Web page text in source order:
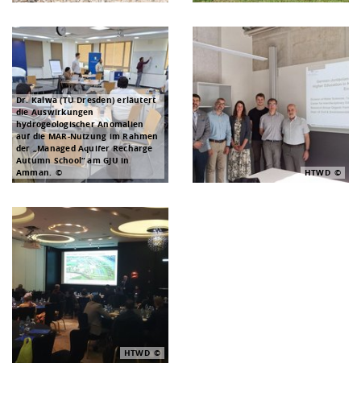
Dr. Kalwa (TU Dresden) erläutert
die Auswirkungen
hydrogeologischer Anomalien
auf die MAR-Nutzung im Rahmen
der „Managed Aquifer Recharge
Autumn School“ am GJU in
Amman.
HTWD
HTWD